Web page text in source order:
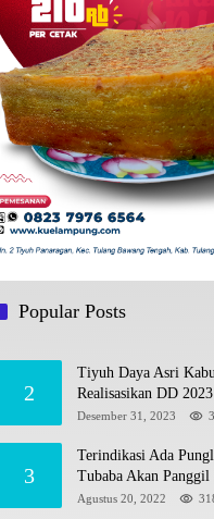
Popular PostsProgram Pembangunan
Juli 4, 2022
2
Tiyuh Daya Asri
Realisasikan DD
Sejumlah Program
Desember 31, 2023
3
Terindikasi Ada
Tubaba Akan Panggil
Penumangan Baru
Agustus 20, 2022